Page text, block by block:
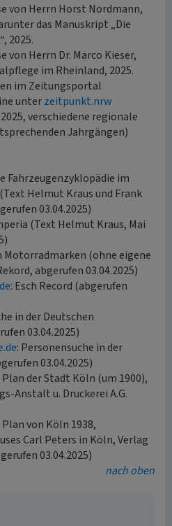
von Herrn Horst Nordmann,
das Manuskript „Die
2025.
von Herrn Dr. Marco Kieser,
im Rheinland, 2025.
im Zeitungsportal
unterzeitpunkt.nrw
verschiedene regionale
Jahrgängen)
Fahrzeugenzyklopädie im
Helmut Kraus und Frank
03.04.2025)
(Text Helmut Kraus, Mai
Motorradmarken (ohne eigene
abgerufen 03.04.2025)
: Esch Record (abgerufen
in der Deutschen
03.04.2025)
: Personensuche in der
03.04.2025)
Plan der Stadt Köln (um 1900),
Anstalt u. Druckerei A.G.
Plan von Köln 1938,
Carl Peters in Köln, Verlag
03.04.2025)
nach oben